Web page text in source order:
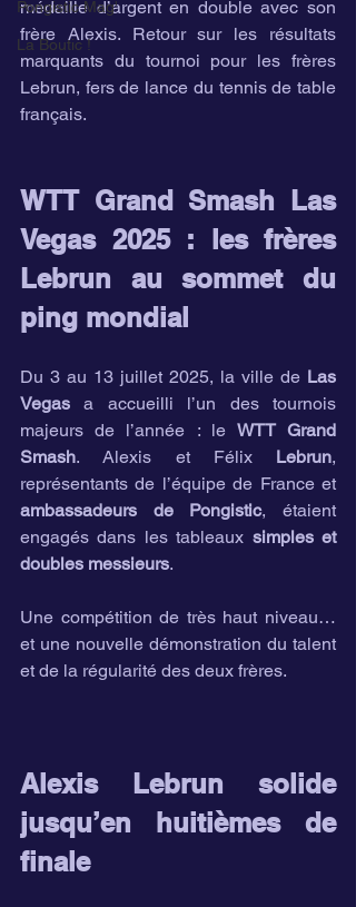
Pongistic Mag'
La Boutic !
médaille d’argent en double avec son
frère Alexis. Retour sur les résultats
marquants du tournoi pour les frères
Lebrun, fers de lance du tennis de table
français.
WTT Grand Smash Las
Vegas 2025 : les frères
Lebrun au sommet du
ping mondial
Du 3 au 13 juillet 2025, la ville de Las
Vegas a accueilli l’un des tournois
majeurs de l’année : le WTT Grand
Smash. Alexis et Félix Lebrun,
ambassadeurs de Pongistic, étaient
engagés dans les tableaux simples et
doubles messieurs.
Une compétition de très haut niveau…
et une nouvelle démonstration du talent
et de la régularité des deux frères.
Alexis Lebrun solide
jusqu’en huitièmes de
finale